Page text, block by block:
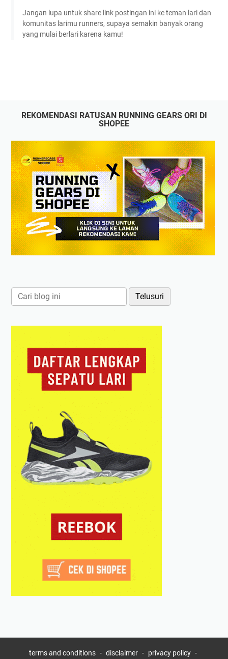
Jangan lupa untuk share link postingan ini ke teman lari dan
komunitas larimu runners, supaya semakin banyak orang
yang mulai berlari karena kamu!
REKOMENDASI RATUSAN RUNNING GEARS ORI DI
SHOPEE
terms and conditions disclaimer privacy policy